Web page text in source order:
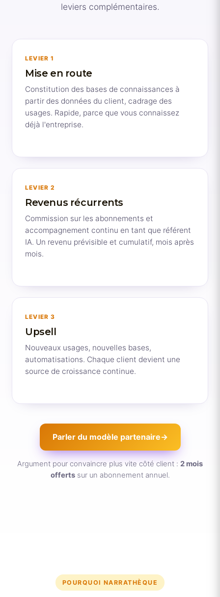
leviers complémentaires.
LEVIER 1
Mise en route
Constitution des bases de connaissances à
partir des données du client, cadrage des
usages. Rapide, parce que vous connaissez
déjà l'entreprise.
LEVIER 2
Revenus récurrents
Commission sur les abonnements et
accompagnement continu en tant que référent
IA. Un revenu prévisible et cumulatif, mois après
mois.
LEVIER 3
Upsell
Nouveaux usages, nouvelles bases,
automatisations. Chaque client devient une
source de croissance continue.
Parler du modèle partenaire→
Argument pour convaincre plus vite côté client : 2 mois
offertssur un abonnement annuel.
POURQUOI NARRATHÈQUE